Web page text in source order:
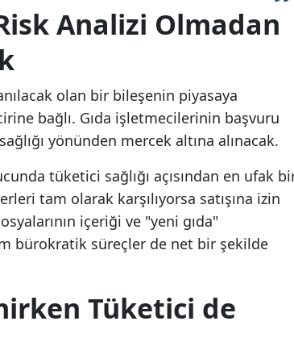
Analizi Olmadan
olan bir bileşenin piyasaya
bağlı. Gıda işletmecilerinin başvuru
yönünden mercek altına alınacak.
tüketici sağlığı açısından en ufak
tam olarak karşılıyorsa satışına izin
içeriği ve "yeni gıda"
bürokratik süreçler de net bir şekilde
Tüketici de